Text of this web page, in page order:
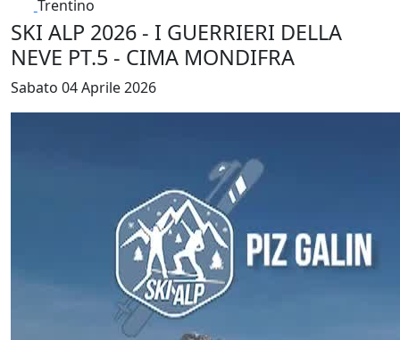
Trentino
SKI ALP 2026 - I GUERRIERI DELLA
NEVE PT.5 - CIMA MONDIFRA
Sabato 04 Aprile 2026